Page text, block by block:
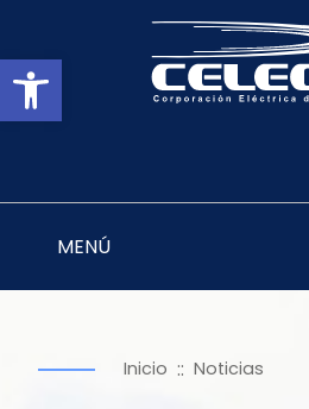
Abrir barra de
MENÚ
Inicio :: Noticias